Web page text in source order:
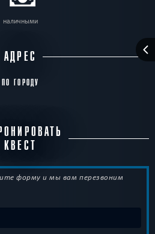
наличными
АДРЕС
ПО ГОРОДУ
КВЕСТ
форму и мы вам перезвоним